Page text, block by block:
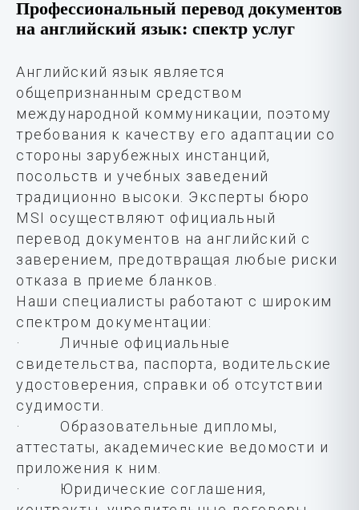
Профессиональный перевод документов
на английский язык: спектр услуг
Английский язык является
общепризнанным средством
международной коммуникации, поэтому
требования к качеству его адаптации со
стороны зарубежных инстанций,
посольств и учебных заведений
традиционно высоки. Эксперты бюро
MSI осуществляют официальный
перевод документов на английский с
заверением, предотвращая любые риски
отказа в приеме бланков.
Наши специалисты работают с широким
спектром документации:
· Личные официальные
свидетельства, паспорта, водительские
удостоверения, справки об отсутствии
судимости.
· Образовательные дипломы,
аттестаты, академические ведомости и
приложения к ним.
· Юридические соглашения,